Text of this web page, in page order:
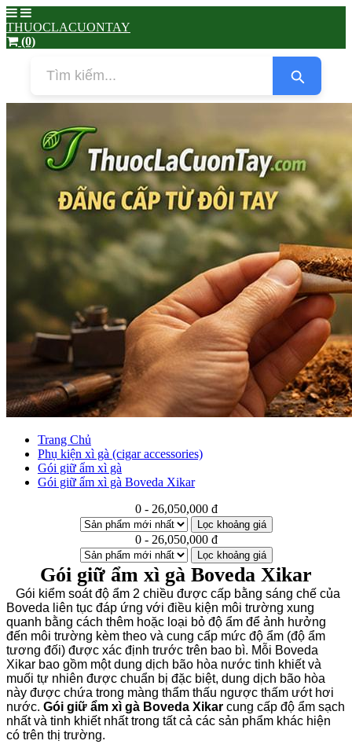
THUOCLACUONTAY
(0)
Trang Chủ
Phụ kiện xì gà (cigar accessories)
Gói giữ ẩm xì gà
Gói giữ ẩm xì gà Boveda Xikar
0 - 26,050,000 đ
Lọc khoảng giá
0 - 26,050,000 đ
Lọc khoảng giá
Gói giữ ẩm xì gà Boveda Xikar
Gói kiểm soát độ ẩm 2 chiều được cấp bằng sáng chế của
Boveda liên tục đáp ứng với điều kiện môi trường xung
quanh bằng cách thêm hoặc loại bỏ độ ẩm để ảnh hưởng
đến môi trường kèm theo và cung cấp mức độ ẩm (độ ẩm
tương đối) được xác định trước trên bao bì. Mỗi Boveda
Xikar bao gồm một dung dịch bão hòa nước tinh khiết và
muối tự nhiên được chuẩn bị đặc biệt, dung dịch bão hòa
này được chứa trong màng thẩm thấu ngược thấm ướt hơi
nước. Gói giữ ẩm xì gà Boveda Xikar cung cấp độ ẩm sạch
nhất và tinh khiết nhất trong tất cả các sản phẩm khác hiện
có trên thị trường.